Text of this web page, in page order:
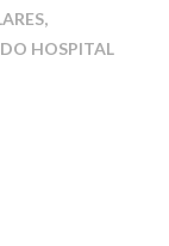
HOSPITAL